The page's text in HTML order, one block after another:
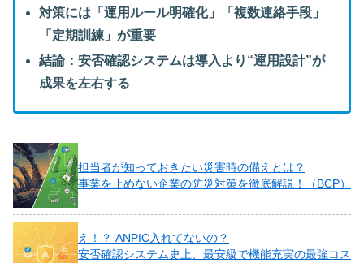
対策には「運用ルール明確化」「複数連絡手段」
「定期訓練」が重要
結論：安否確認システムは導入より“運用設計”が
成果を左右する
担当者が知っておきたい災害時の備えとは？
事業を止めない企業の防災対策を徹底解説！（BCP）
え！？ ANPIC入れてないの？
安否確認システム史上、最安級で機能充実の最強コス